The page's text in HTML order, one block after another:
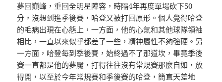
夢回巔峰，重回全明星陣容，時隔4年再度單場砍下50
分，沒想到進季後賽，哈登又被打回原形。個人覺得哈登
的毛病出現在心態上，一方面，他的心氣和其他球隊領袖
相比，一直以來似乎都差了一些，精神屬性不夠強硬。另
一方面，哈登每到季後賽，始終過不了那道坎，畢竟季後
賽一直都是他的夢魘，打得往往沒有常規賽那麼自如，放
得開，以至於今年常規賽和季後賽的哈登，簡直天差地